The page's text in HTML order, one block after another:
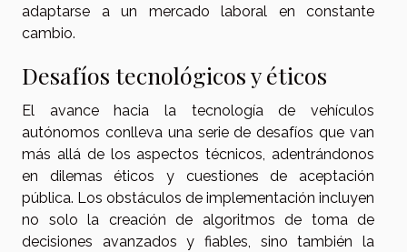
adaptarse a un mercado laboral en constante
cambio.
Desafíos tecnológicos y éticos
El avance hacia la tecnología de vehículos
autónomos conlleva una serie de desafíos que van
más allá de los aspectos técnicos, adentrándonos
en dilemas éticos y cuestiones de aceptación
pública. Los obstáculos de implementación incluyen
no solo la creación de algoritmos de toma de
decisiones avanzados y fiables, sino también la